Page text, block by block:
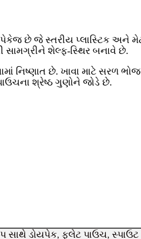
છે જે સ્તરીય પ્લાસ્ટિક અને
સામગ્રીને શેલ્ફ-સ્થિર બનાવે છે.
નિષ્ણાત છે. ખાવા માટે
શ્રેષ્ઠ ગુણોને જોડે છે.
સાથે ડોયપેક, ફ્લેટ પાઉચ, સ્પાઉટ